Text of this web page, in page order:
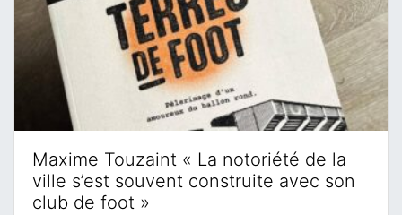
Maxime Touzaint « La notoriété de la
ville s’est souvent construite avec son
club de foot »